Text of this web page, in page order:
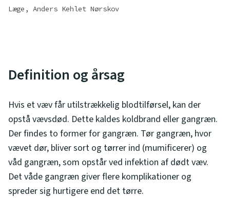
Læge, Anders Kehlet Nørskov
Definition og årsag
Hvis et væv får utilstrækkelig blodtilførsel, kan der
opstå vævsdød. Dette kaldes koldbrand eller gangræn.
Der findes to former for gangræn. Tør gangræn, hvor
vævet dør, bliver sort og tørrer ind (mumificerer) og
våd gangræn, som opstår ved infektion af dødt væv.
Det våde gangræn giver flere komplikationer og
spreder sig hurtigere end det tørre.